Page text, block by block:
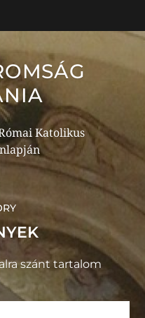
Katolikus
szánt tartalom